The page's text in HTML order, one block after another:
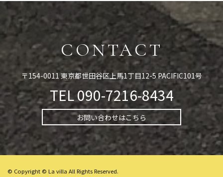
CONTACT
〒154-0011 東京都世田谷区上馬1丁目12-5 PACIFIC101号
TEL090-7216-8434
お問い合わせはこちら
© Copyright © La villa All Rights Reserved.